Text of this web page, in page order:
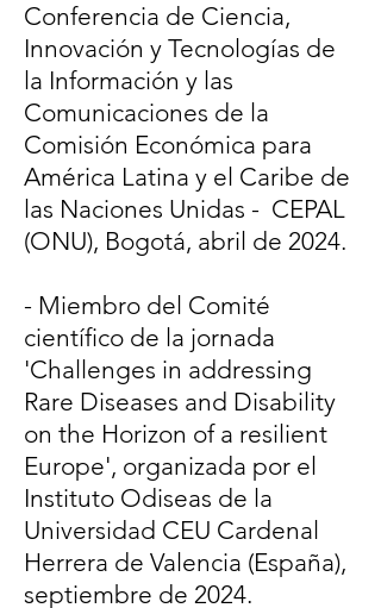
Conferencia de Ciencia,
Innovación y Tecnologías de
la Información y las
Comunicaciones de la
Comisión Económica para
América Latina y el Caribe de
las Naciones Unidas - CEPAL
(ONU), Bogotá, abril de 2024.
- Miembro del Comité
científico de la jornada
'Challenges in addressing
Rare Diseases and Disability
on the Horizon of a resilient
Europe', organizada por el
Instituto Odiseas de la
Universidad CEU Cardenal
Herrera de Valencia (España),
septiembre de 2024.